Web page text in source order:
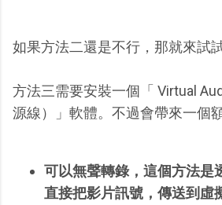
如果方法二還是不行，那就來試
方法三需要安裝一個「 Virtual
源線）」軟體。不過會帶來一個
可以無聲轉錄，這個方法是
直接把影片訊號，傳送到虛